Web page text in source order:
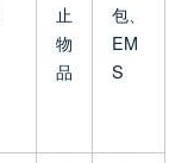
止
物
品
包、
EM
S